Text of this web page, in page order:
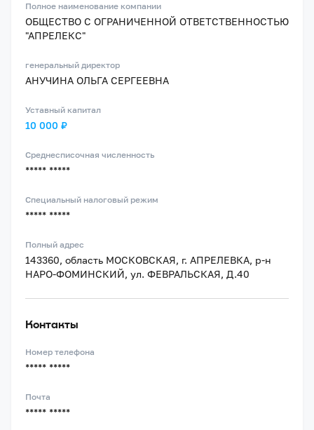
Полное наименование компании
ОБЩЕСТВО С ОГРАНИЧЕННОЙ ОТВЕТСТВЕННОСТЬЮ
"АПРЕЛЕКС"
генеральный директор
АНУЧИНА ОЛЬГА СЕРГЕЕВНА
Уставный капитал
10 000 ₽
Среднесписочная численность
***** *****
Специальный налоговый режим
***** *****
Полный адрес
143360, область МОСКОВСКАЯ, г. АПРЕЛЕВКА, р-н
НАРО-ФОМИНСКИЙ, ул. ФЕВРАЛЬСКАЯ, Д.40
Контакты
Номер телефона
***** *****
Почта
***** *****